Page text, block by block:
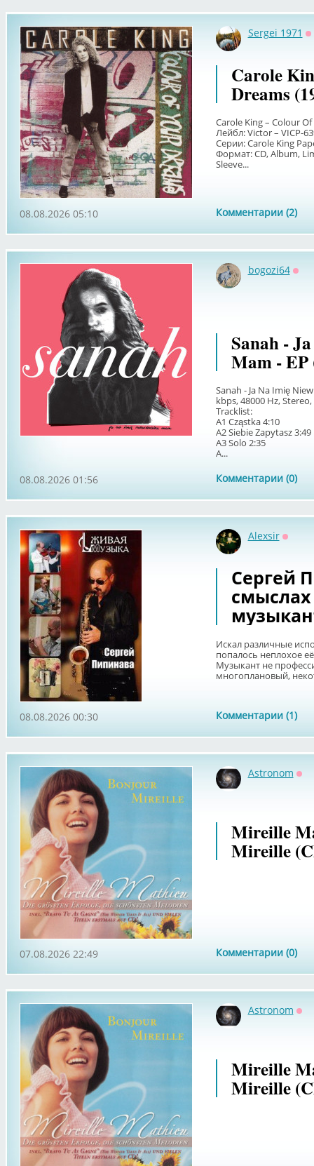
Sergei 1971
Carole
Dreams
Carole King – Colour
Лейбл: Victor – VICP-
Серии: Carole King
Формат: CD, Album,
Sleeve...
Комментарии (2)
08.08.2026 05:10
bogozi64
Sanah -
Mam - EP
Sanah - Ja Na Imię
kbps, 48000 Hz, Stereo,
Tracklist:
A1 Cząstka 4:10
A2 Siebie Zapytasz 3:49
A3 Solo 2:35
A...
Комментарии (0)
08.08.2026 01:56
Alexsir
Сергей
Искал различные
попалось неплохое
Музыкант не
многоплановый,
Комментарии (1)
08.08.2026 00:30
Astronom
Mireille
Mireille
Комментарии (0)
07.08.2026 22:49
Astronom
Mireille
Mireille